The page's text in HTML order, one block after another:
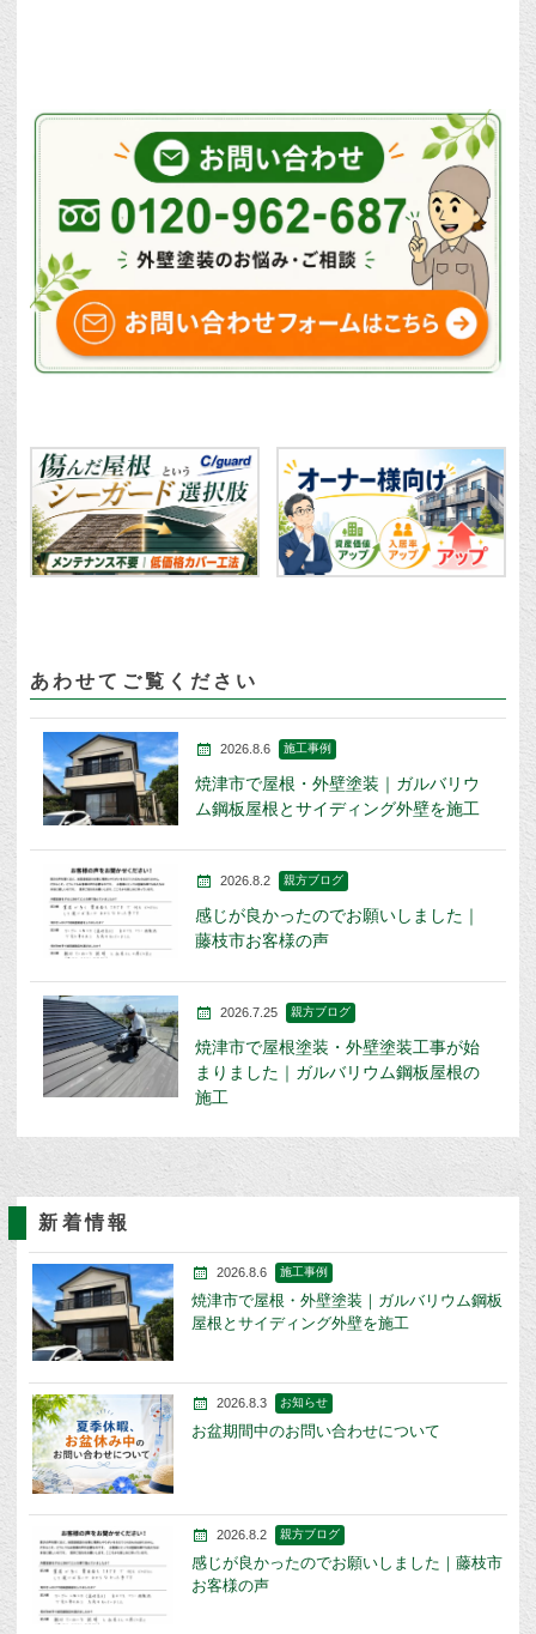
あわせてご覧ください
2026.8.6 施工事例
焼津市で屋根・外壁塗装｜ガルバリウ
ム鋼板屋根とサイディング外壁を施工
2026.8.2 親方ブログ
感じが良かったのでお願いしました｜
藤枝市お客様の声
2026.7.25 親方ブログ
焼津市で屋根塗装・外壁塗装工事が始
まりました｜ガルバリウム鋼板屋根の
施工
新着情報
2026.8.6 施工事例
焼津市で屋根・外壁塗装｜ガルバリウム鋼板
屋根とサイディング外壁を施工
2026.8.3 お知らせ
お盆期間中のお問い合わせについて
2026.8.2 親方ブログ
感じが良かったのでお願いしました｜藤枝市
お客様の声